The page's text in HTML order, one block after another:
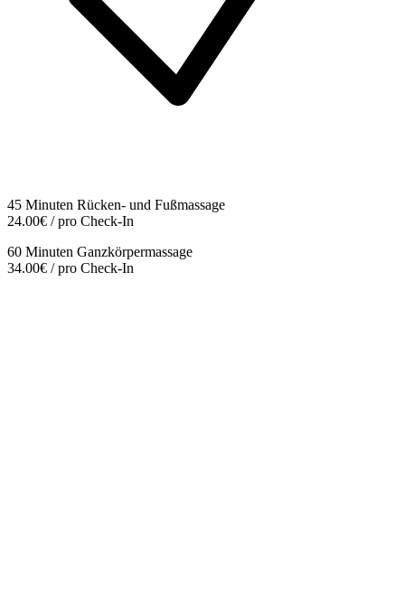
45 Minuten Rücken- und Fußmassage
24.00€ / pro Check-In
60 Minuten Ganzkörpermassage
34.00€ / pro Check-In